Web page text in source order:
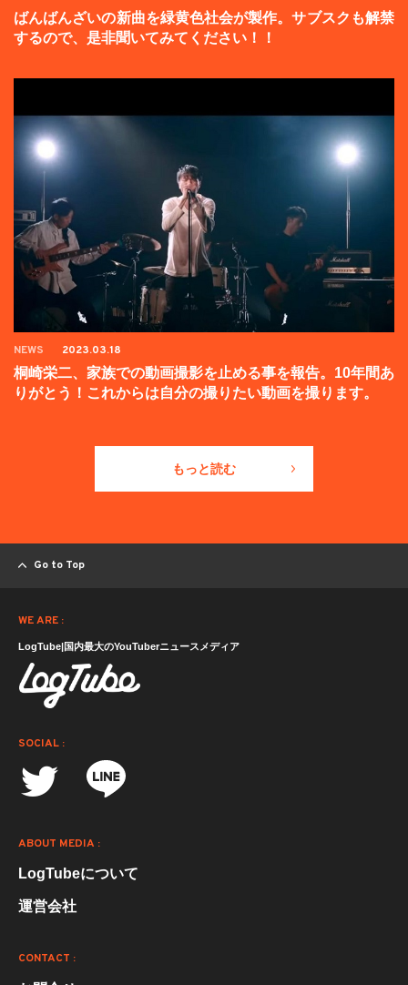
ばんばんざいの新曲を緑黄色社会が製作。サブスクも解禁
するので、是非聞いてみてください！！
NEWS 2023.03.18
桐崎栄二、家族での動画撮影を止める事を報告。10年間あ
りがとう！これからは自分の撮りたい動画を撮ります。
もっと読む
Go to Top
WE ARE :
LogTube|国内最大のYouTuberニュースメディア
SOCIAL :
ABOUT MEDIA :
LogTubeについて
運営会社
CONTACT :